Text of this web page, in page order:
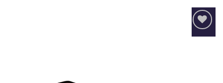
Añadir